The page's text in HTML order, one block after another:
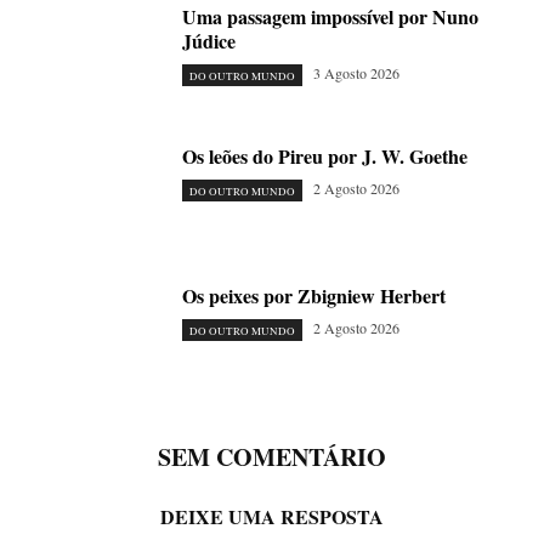
Uma passagem impossível por Nuno
Júdice
DO OUTRO MUNDO 3 Agosto 2026
Os leões do Pireu por J. W. Goethe
DO OUTRO MUNDO 2 Agosto 2026
Os peixes por Zbigniew Herbert
DO OUTRO MUNDO 2 Agosto 2026
SEM COMENTÁRIO
DEIXE UMA RESPOSTA